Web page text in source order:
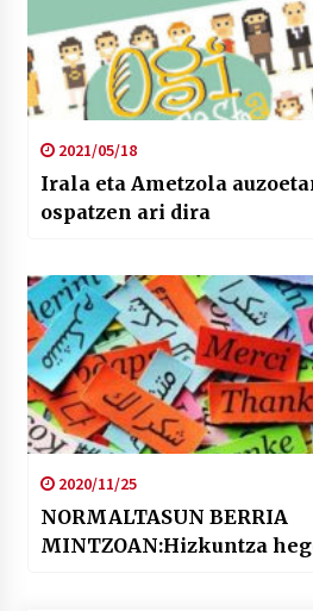
2021/05/18
Irala eta Ametzola
ospatzen ari dira
2020/11/25
NORMALTASUN BERRIA
MINTZOAN:Hizkuntza